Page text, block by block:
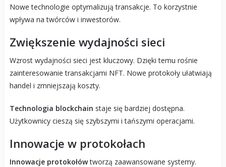
Nowe technologie optymalizują transakcje. To korzystnie
wpływa na twórców i inwestorów.
Zwiększenie wydajności sieci
Wzrost wydajności sieci jest kluczowy. Dzięki temu rośnie
zainteresowanie transakcjami NFT. Nowe protokoły ułatwiają
handel i zmniejszają koszty.
Technologia blockchain staje się bardziej dostępna.
Użytkownicy cieszą się szybszymi i tańszymi operacjami.
Innowacje w protokołach
Innowacje protokołówtworzą zaawansowane systemy.